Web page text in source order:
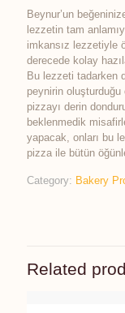
Beynur’un
lezzetin tam
imkansız lezzetiyle
derecede kolay
Bu lezzeti tadarken
peynirin
pizzayı derin
beklenmedik
yapacak, onları bu
pizza ile bütün
Category: Bakery
Related